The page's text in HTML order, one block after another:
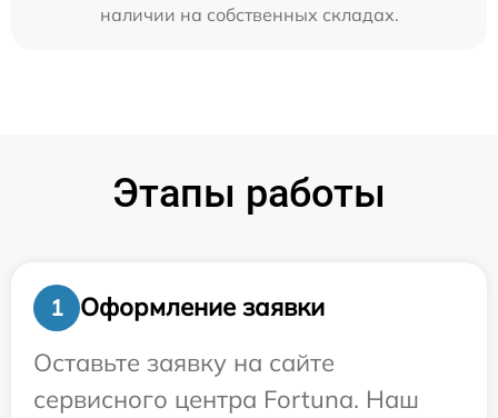
наличии на собственных складах.
Этапы работы
1
Оформление заявки
Оставьте заявку на сайте
сервисного центра Fortuna. Наш